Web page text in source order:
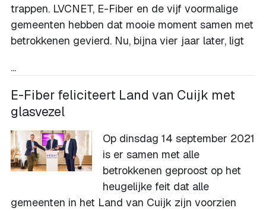
trappen. LVCNET, E-Fiber en de vijf voormalige
gemeenten hebben dat mooie moment samen met
betrokkenen gevierd. Nu, bijna vier jaar later, ligt
...
E-Fiber feliciteert Land van Cuijk met
glasvezel
Op dinsdag 14 september 2021
is er samen met alle
betrokkenen geproost op het
heugelijke feit dat alle
gemeenten in het Land van Cuijk zijn voorzien